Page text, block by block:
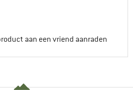
aan een vriend aanraden